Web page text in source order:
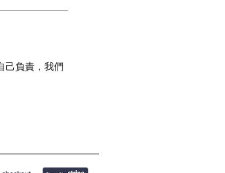
己負責，我們